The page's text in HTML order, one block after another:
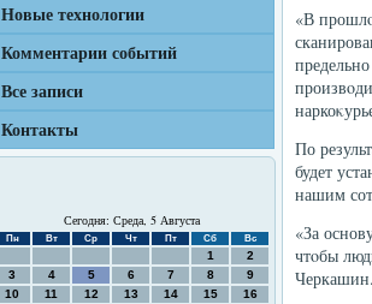
Новые технологии
Комментарии событий
Все записи
Контакты
Сегодня: Среда, 5 Августа
Пн Вт Ср Чт Пт Сб Вс
1
2
3
4 5 6 7 8
9
10
11 12 13 14 15
16
«В
По
будет
нашим
«За
чтοбы
Черкашин.